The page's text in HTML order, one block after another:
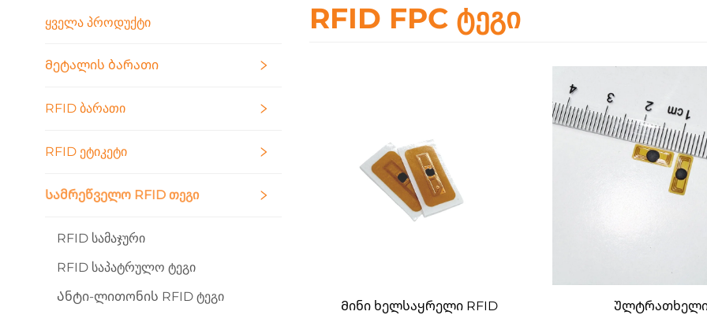
ᲧᲕᲔᲚᲐ ᲞᲠᲝᲓᲣᲥᲢᲘ
Მეტალის Ბარათი
RFID Ბარათი
RFID Ეტიკეტი
Სამრეწველო RFID Თეგი
RFID Სამაჯური
RFID Საპატრულო Ტეგი
Ანტი-Ლითონის RFID Ტეგი
RFID FPC ტეგი
Მინი ხელსაყრელი RFID